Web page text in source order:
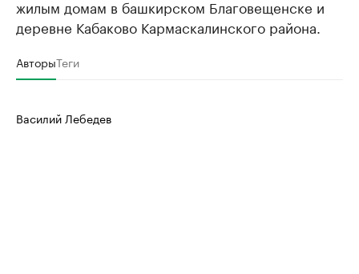
жилым домам в башкирском Благовещенске и
деревне Кабаково Кармаскалинского района.
АвторыТеги
Василий Лебедев